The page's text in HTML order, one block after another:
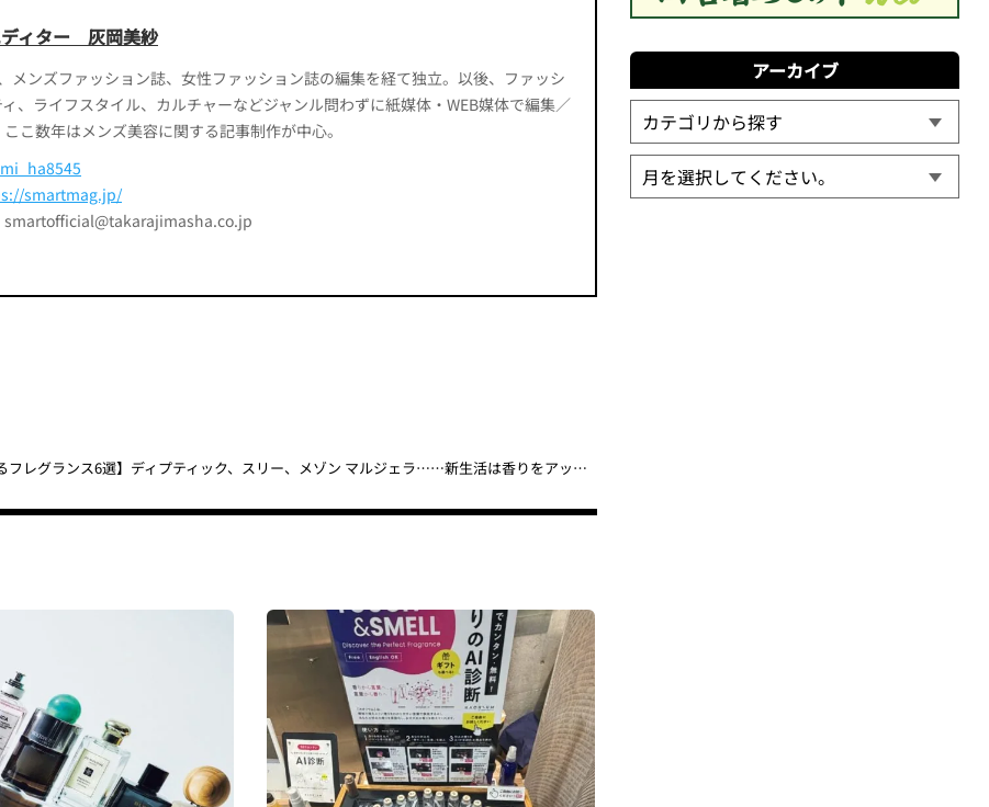
ディター 灰岡美紗
メンズファッション誌、女性ファッション誌の編集を経て独立。以後、ファッシ
ィ、ライフスタイル、カルチャーなどジャンル問わずに紙媒体・WEB媒体で編集／
こ数年はメンズ美容に関する記事制作が中心。
smartmag.jp/
smartofficial@takarajimasha.co.jp
【春気分が高まるフレグランス6選】ディプティック、スリー、メゾン マルジェラ……新生活は香りをアップデート！
アーカイブ